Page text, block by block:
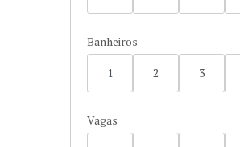
Banheiros
1 2 3
Vagas